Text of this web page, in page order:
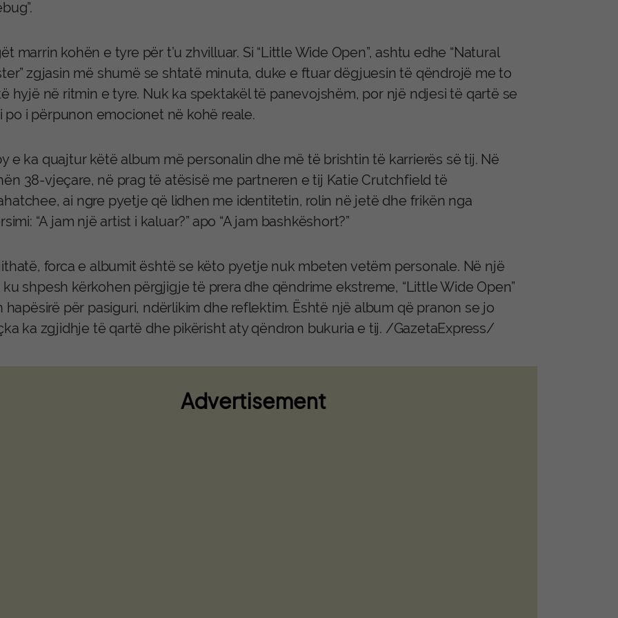
marrin kohën e tyre për t’u zhvilluar. Si “Little Wide Open”, ashtu edhe “Natural
zgjasin më shumë se shtatë minuta, duke e ftuar dëgjuesin të qëndrojë me to
hyjë në ritmin e tyre. Nuk ka spektakël të panevojshëm, por një ndjesi të qartë se
po i përpunon emocionet në kohë reale.
e ka quajtur këtë album më personalin dhe më të brishtin të karrierës së tij. Në
38-vjeçare, në prag të atësisë me partneren e tij Katie Crutchfield të
ai ngre pyetje që lidhen me identitetin, rolin në jetë dhe frikën nga
“A jam një artist i kaluar?” apo “A jam bashkëshort?”
forca e albumit është se këto pyetje nuk mbeten vetëm personale. Në një
ku shpesh kërkohen përgjigje të prera dhe qëndrime ekstreme, “Little Wide Open”
hapësirë për pasiguri, ndërlikim dhe reflektim. Është një album që pranon se jo
ka zgjidhje të qartë dhe pikërisht aty qëndron bukuria e tij. /GazetaExpress/
Advertisement